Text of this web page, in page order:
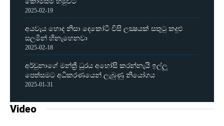
2025-02-19
අයවැය හොද නිසා දෙකෝටි විසි ලක්‍ෂයක් සතුටු කදුළු
සලමින් හිනැහෙනවා
2025-02-18
අර්චුනාගේ මන්ත්‍රී ධුරය අහෝසි කරන්නැයි ඉල්ලූ
පෙත්සමට අධිකරණයෙන් ලැබුණු නියෝගය
2025-01-31
Video